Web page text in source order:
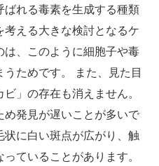
ばれる毒素を生成する種類
える大きな検討となるケ
は、このように細胞子や毒
ためです。 また、見た目
」の存在も消えません。
発見が遅いことが多いで
に白い斑点が広がり、触
ていることがあります。